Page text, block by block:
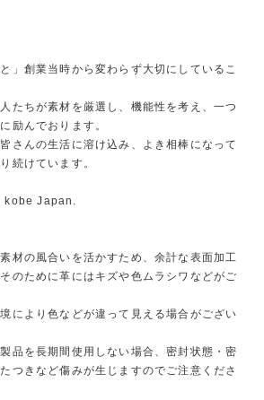
」創業当時から変わらず大切にしているこ
たちが素材を厳選し、機能性を考え、一つ
励んでおります。
さんの生活に溶け込み、よき相棒になって
続けています。
Japan.
材の風合いを活かすため、余計な表面加工
のために革にはキズや色ムラシワなどがご
により色などが違って見える場合がござい
品を長期間使用しない場合、密封状態・密
つきなど傷みが生じますのでご注意くださ